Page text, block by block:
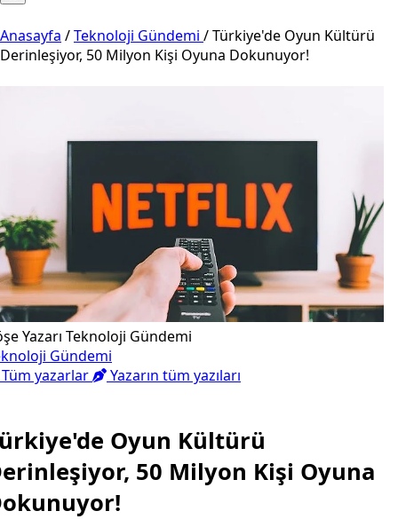
Anasayfa /Teknoloji Gündemi /Türkiye'de Oyun Kültürü
Derinleşiyor, 50 Milyon Kişi Oyuna Dokunuyor!
Yazarı Teknoloji Gündemi
Gündemi
yazarlar
Yazarın tüm yazıları
Oyun Kültürü
50 Milyon Kişi Oyuna